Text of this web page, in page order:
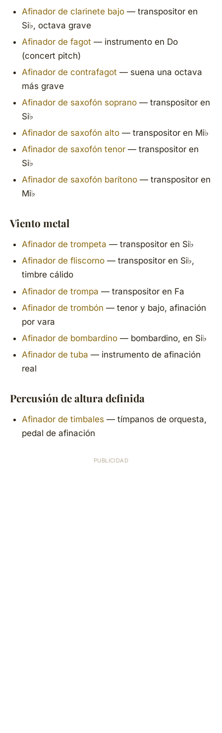
Afinador de clarinete bajo— transpositor en
Si♭, octava grave
Afinador de fagot — instrumento en Do
(concert pitch)
Afinador de contrafagot — suena una octava
más grave
Afinador de saxofón soprano— transpositor en
Si♭
Afinador de saxofón alto— transpositor en Mi♭
Afinador de saxofón tenor— transpositor en
Si♭
Afinador de saxofón barítono— transpositor en
Mi♭
Viento metal
Afinador de trompeta — transpositor en Si♭
Afinador de fliscorno— transpositor en Si♭,
timbre cálido
Afinador de trompa — transpositor en Fa
Afinador de trombón — tenor y bajo, afinación
por vara
Afinador de bombardino— bombardino, en Si♭
Afinador de tuba — instrumento de afinación
real
Percusión de altura definida
Afinador de timbales — tímpanos de orquesta,
pedal de afinación